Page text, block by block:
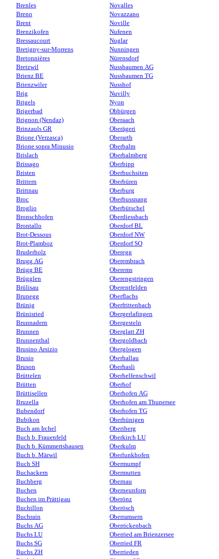
Brenles
Breno
Brent
Brenzikofen
Bressaucourt
Bretigny-sur-Morrens
Bretonnières
Bretzwil
Brienz BE
Brienzwiler
Brig
Brigels
Brigerbad
Brignon (Nendaz)
Brinzauls GR
Brione (Verzasca)
Brione sopra Minusio
Brislach
Brissago
Bristen
Brittern
Brittnau
Broc
Broglio
Bronschhofen
Brontallo
Brot-Dessous
Brot-Plamboz
Bruderholz
Brugg AG
Brügg BE
Brügglen
Brülisau
Brunegg
Brünig
Brünisried
Brunnadern
Brunnen
Brunnenthal
Brusino Arsizio
Brusio
Bruson
Brüttelen
Brütten
Brüttisellen
Bruzella
Bubendorf
Bubikon
Buch am Irchel
Buch b. Frauenfeld
Buch b. Kümmertshausen
Buch b. Märwil
Buch SH
Buchackern
Buchberg
Buchen
Buchen im Prättigau
Buchillon
Buchrain
Buchs AG
Buchs LU
Buchs SG
Buchs ZH
Novalles
Novazzano
Noville
Nufenen
Nuglar
Nunningen
Nürensdorf
Nussbaumen AG
Nussbaumen TG
Nusshof
Nuvilly
Nyon
Obbürgen
Oberaach
Oberägeri
Oberarth
Oberbalm
Oberbalmberg
Oberbipp
Oberbuchsiten
Oberbüren
Oberburg
Oberbussnang
Oberbütschel
Oberdiessbach
Oberdorf BL
Oberdorf NW
Oberdorf SO
Oberegg
Oberembrach
Oberems
Oberengstringen
Oberentfelden
Oberflachs
Oberfrittenbach
Obergerlafingen
Obergesteln
Oberglatt ZH
Obergoldbach
Obergösgen
Oberhallau
Oberhasli
Oberhelfenschwil
Oberhof
Oberhofen AG
Oberhofen am Thunersee
Oberhofen TG
Oberhünigen
Oberiberg
Oberkirch LU
Oberkulm
Oberlunkhofen
Obermumpf
Obermutten
Obernau
Oberneunforn
Oberönz
Oberösch
Oberramsern
Oberrickenbach
Oberried am Brienzersee
Oberried FR
Oberrieden